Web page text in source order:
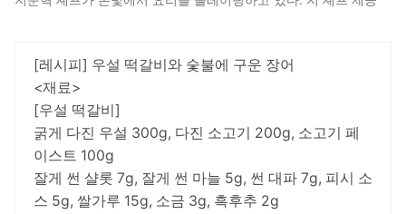
[레시피] 우설 떡갈비와 숯불에 구운 장어
<재료>
[우설 떡갈비]
굵게 다진 우설 300g, 다진 소고기 200g, 소고기 페
이스트 100g
잘게 썬 샬롯 7g, 잘게 썬 마늘 5g, 썬 대파 7g, 피시 소
스 5g, 쌀가루 15g, 소금 3g, 흑후추 2g